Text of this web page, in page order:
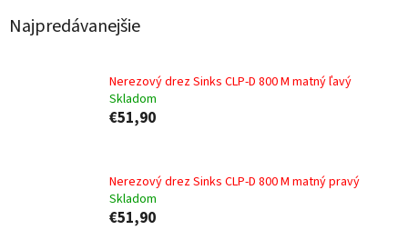
Najpredávanejšie
Nerezový drez Sinks CLP-D 800 M matný ľavý
Skladom
€51,90
Nerezový drez Sinks CLP-D 800 M matný pravý
Skladom
€51,90